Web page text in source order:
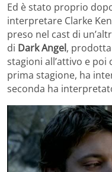
Ed è stato proprio
interpretare Clarke
preso nel cast di
di Dark Angel,
stagioni all’attivo e poi
prima stagione, ha
seconda ha